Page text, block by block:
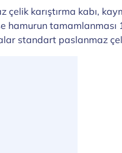
çelik karıştırma kabı,
tamamlanması
standart paslanmaz